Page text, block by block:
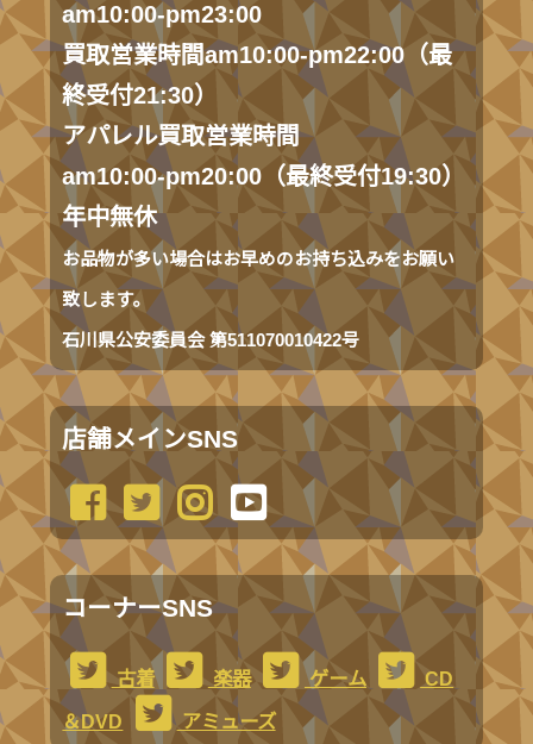
am10:00-pm23:00
買取営業時間am10:00-pm22:00（最
終受付21:30）
アパレル買取営業時間
am10:00-pm20:00（最終受付19:30）
年中無休
お品物が多い場合はお早めのお持ち込みをお願い
致します。
石川県公安委員会 第511070010422号
店舗メインSNS
コーナーSNS
古着 楽器 ゲーム
CD
＆DVD
アミューズ